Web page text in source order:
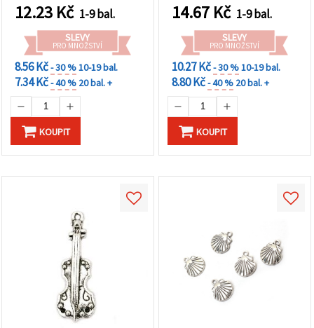
12.23 Kč 1-9 bal.
SLEVY
PRO MNOŽSTVÍ
8.56 Kč- 30 %10-19 bal.
7.34 Kč- 40 % 20 bal. +
KOUPIT
14.67 Kč 1-9 bal.
SLEVY
PRO MNOŽSTVÍ
10.27 Kč- 30 %10-19 bal.
8.80 Kč- 40 % 20 bal. +
KOUPIT